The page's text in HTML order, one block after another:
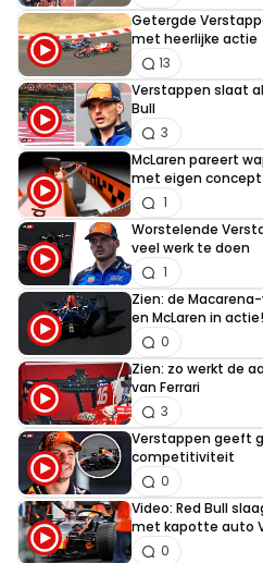
Getergde
met heerlijke actie
13
Verstappen slaat
Bull
3
McLaren pareert
met eigen concept
1
Worstelende
veel werk te doen
1
Zien: de
en McLaren in actie!
0
Zien: zo werkt de
van Ferrari
3
Verstappen geeft
competitiviteit
0
Video: Red Bull
met kapotte auto
0